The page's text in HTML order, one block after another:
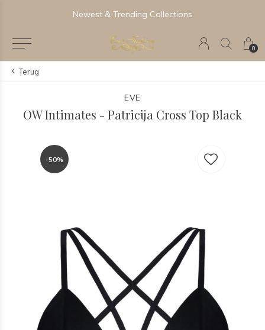
0
Newest & Trending Collections
Terug
EVE
OW Intimates - Patricija Cross Top Black
-50%